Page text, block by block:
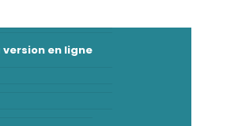
version en ligne